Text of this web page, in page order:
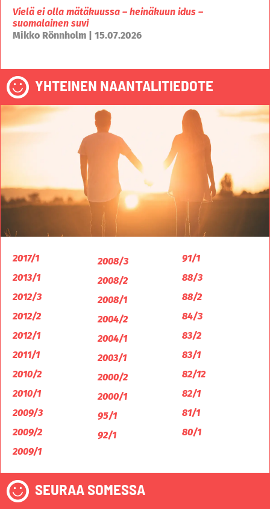
Vielä ei olla mätäkuussa – heinäkuun idus –
suomalainen suvi
Mikko Rönnholm | 15.07.2026
YHTEINEN NAANTALITIEDOTE
2017/1
2013/1
2012/3
2012/2
2012/1
2011/1
2010/2
2010/1
2009/3
2009/2
2009/1
2008/3
2008/2
2008/1
2004/2
2004/1
2003/1
2000/2
2000/1
95/1
92/1
91/1
88/3
88/2
84/3
83/2
83/1
82/12
82/1
81/1
80/1
SEURAA SOMESSA